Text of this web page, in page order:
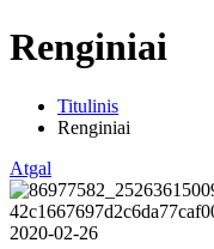
Renginiai
Titulinis
Renginiai
Atgal
2020-02-26